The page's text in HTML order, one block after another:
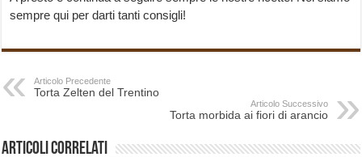
sempre qui per darti tanti consigli!
Articolo Precedente
Torta Zelten del Trentino
Articolo Successivo
Torta morbida ai fiori di arancio
Articoli correlati